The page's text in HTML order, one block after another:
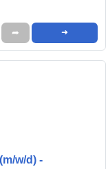
➦ ➜
w/d) -